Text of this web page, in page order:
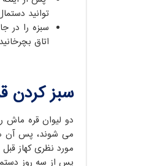
توانید
سبزه را در
اتاق
سبز کردن
می شوند، پس آن
مورد نظری کهاز
پس از سه روز